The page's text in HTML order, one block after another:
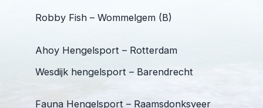
Robby Fish – Wommelgem (B)
Ahoy Hengelsport – Rotterdam
Wesdijk hengelsport – Barendrecht
Fauna Hengelsport – Raamsdonksveer